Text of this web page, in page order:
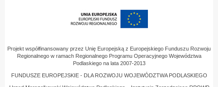
Projekt współfinansowany przez Unię Europejską z Europejskiego Funduszu Rozwoju
Regionalnego w ramach Regionalnego Programu Operacyjnego Województwa
Podlaskiego na lata 2007-2013
FUNDUSZE EUROPEJSKIE - DLA ROZWOJU WOJEWÓDZTWA PODLASKIEGO